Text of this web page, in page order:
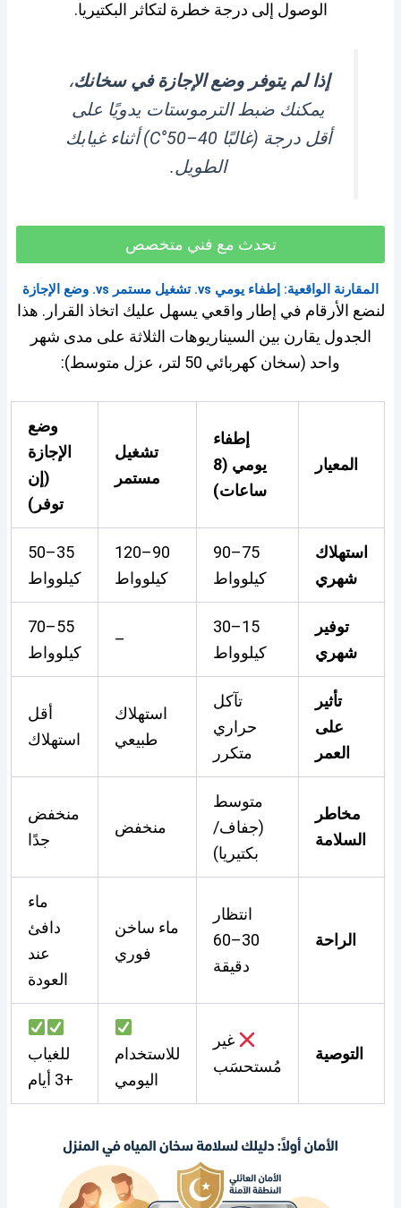
الوصول إلى درجة خطرة لتكاثر البكتيريا.
إذا لم يتوفر وضع الإجازة في سخانك،
يمكنك ضبط الترموستات يدويًا على
أقل درجة (غالبًا 40–50°C) أثناء غيابك
الطويل.
تحدث مع فني متخصص
المقارنة الواقعية: إطفاء يومي vs. تشغيل مستمر vs. وضع الإجازة
لنضع الأرقام في إطار واقعي يسهل عليك اتخاذ القرار. هذا
الجدول يقارن بين السيناريوهات الثلاثة على مدى شهر
واحد (سخان كهربائي 50 لتر، عزل متوسط):
المعيار
إطفاء
يومي (8
ساعات)
تشغيل
مستمر
وضع
الإجازة
(إن
توفر)
استهلاك
شهري
75–90
كيلوواط
90–120
كيلوواط
35–50
كيلوواط
توفير
شهري
15–30
كيلوواط
–
55–70
كيلوواط
تأثير
على
العمر
تآكل
حراري
متكرر
استهلاك
طبيعي
أقل
استهلاك
مخاطر
السلامة
متوسط
(جفاف/
بكتيريا)
منخفض
منخفض
جدًا
الراحة
انتظار
30–60
دقيقة
ماء ساخن
فوري
ماء
دافئ
عند
العودة
التوصية
غير
مُستحسَب
للاستخدام
اليومي
للغياب
+3 أيام